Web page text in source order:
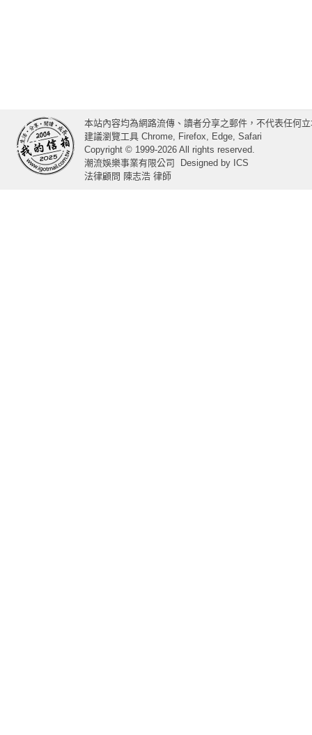
本站內容均為網路流傳、讀者分享之郵件，不代表任何
建議瀏覽工具 Chrome, Firefox, Edge, Safari
Copyright © 1999-2026 All rights reserved.
潮流娛樂事業有限公司
Designed by ICS
法律顧問 陳志浩 律師